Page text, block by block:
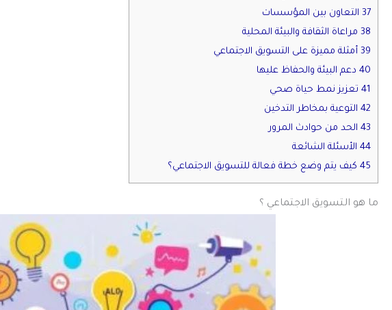
37 التعاون بين المؤسسات
38 مراعاة الثقافة والبيئة المحلية
39 أمثلة مميزة على التسويق الاجتماعي
40 دعم البيئة والحفاظ عليها
41 تعزيز نمط حياة صحي
42 التوعية بمخاطر التدخين
43 الحد من حوادث المرور
44 الأسئلة الشائعة
45 كيف يتم وضع خطة فعالة للتسويق الاجتماعي؟
ما هو التسويق الاجتماعي ؟